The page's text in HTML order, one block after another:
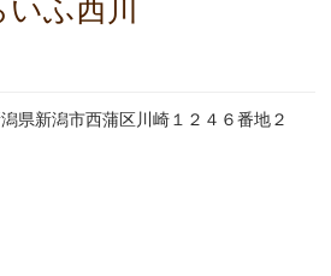
ふ西川
県新潟市西蒲区川崎１２４６番地２